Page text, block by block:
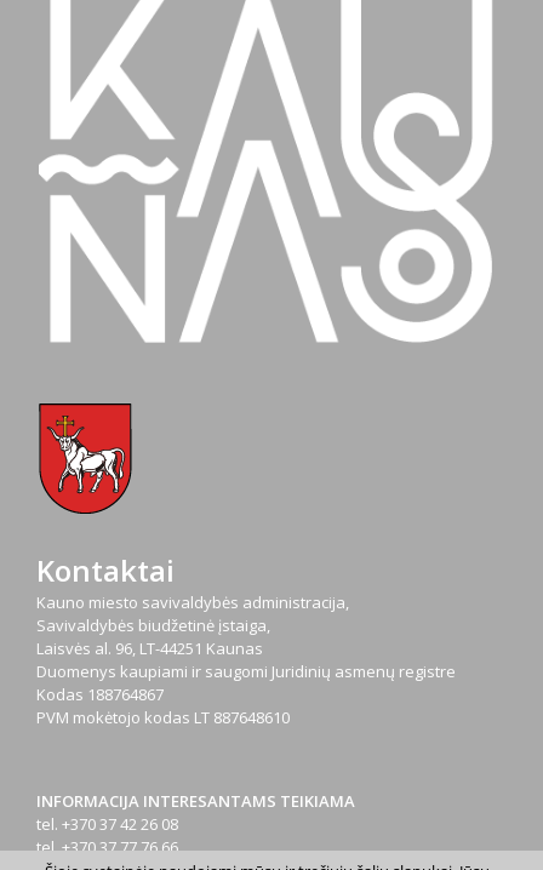
Kontaktai
Kauno miesto savivaldybės administracija,
Savivaldybės biudžetinė įstaiga,
Laisvės al. 96, LT-44251 Kaunas
Duomenys kaupiami ir saugomi Juridinių asmenų registre
Kodas 188764867
PVM mokėtojo kodas LT 887648610
INFORMACIJA INTERESANTAMS TEIKIAMA
tel. +370 37 42 26 08
tel. +370 37 77 76 66